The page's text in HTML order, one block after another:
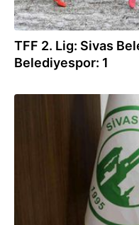
TFF 2. Lig: Sivas
Belediyespor: 1